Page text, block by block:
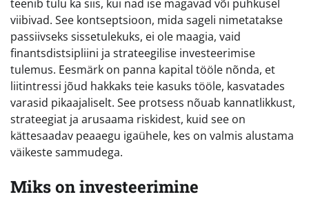
teenib tulu ka siis, kui nad ise magavad või puhkusel
viibivad. See kontseptsioon, mida sageli nimetatakse
passiivseks sissetulekuks, ei ole maagia, vaid
finantsdistsipliini ja strateegilise investeerimise
tulemus. Eesmärk on panna kapital tööle nõnda, et
liitintressi jõud hakkaks teie kasuks tööle, kasvatades
varasid pikaajaliselt. See protsess nõuab kannatlikkust,
strateegiat ja arusaama riskidest, kuid see on
kättesaadav peaaegu igaühele, kes on valmis alustama
väikeste sammudega.
Miks on investeerimine